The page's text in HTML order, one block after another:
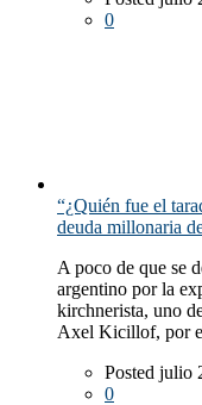
0
“¿Quién fue el
deuda millonaria
A poco de que se
argentino por la
kirchnerista, uno
Axel Kicillof, por
Posted julio
0